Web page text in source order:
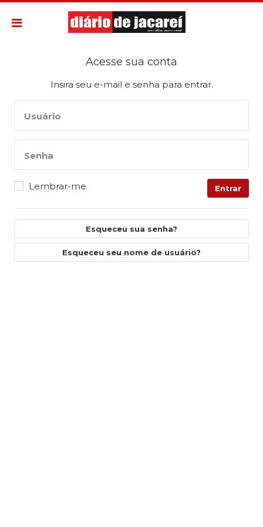
Acesse sua conta
Insira seu e-mail e senha para entrar.
Usuário
Senha
Lembrar-me Entrar
Esqueceu sua senha?
Esqueceu seu nome de usuário?